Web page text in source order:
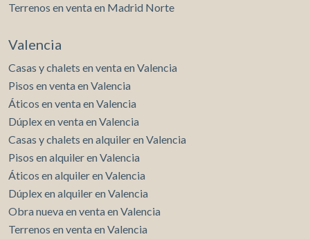
Terrenos en venta en Madrid Norte
Valencia
Casas y chalets en venta en Valencia
Pisos en venta en Valencia
Áticos en venta en Valencia
Dúplex en venta en Valencia
Casas y chalets en alquiler en Valencia
Pisos en alquiler en Valencia
Áticos en alquiler en Valencia
Dúplex en alquiler en Valencia
Obra nueva en venta en Valencia
Terrenos en venta en Valencia